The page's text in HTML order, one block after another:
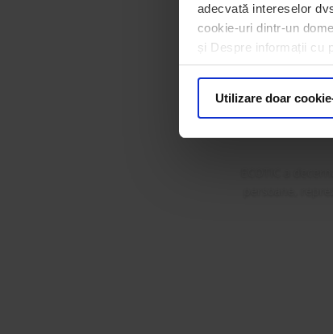
adecvată intereselor
cookie-uri dintr-un
și Despre informații cu
Utilizare doar